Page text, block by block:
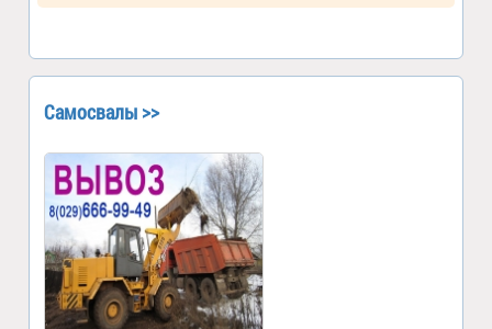
Самосвалы >>